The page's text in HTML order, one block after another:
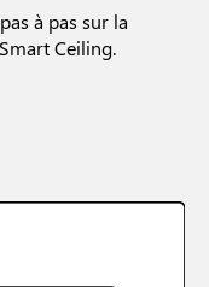
à pas sur la
Ceiling.